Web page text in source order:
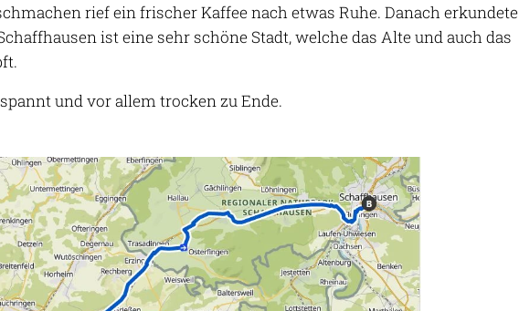
rief ein frischer Kaffee nach etwas Ruhe. Danach erkundete
ist eine sehr schöne Stadt, welche das Alte und auch das
und vor allem trocken zu Ende.